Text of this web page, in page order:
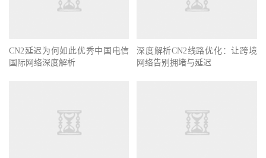
CN2延迟为何如此优秀中国电信
国际网络深度解析
深度解析CN2线路优化：让跨境
网络告别拥堵与延迟